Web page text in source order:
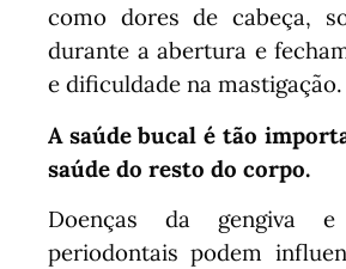
como dores de cabeça,
durante a abertura e
e dificuldade na mastigação.
A saúde bucal é tão
saúde do resto do corpo.
Doenças da gengiva e
periodontais podem